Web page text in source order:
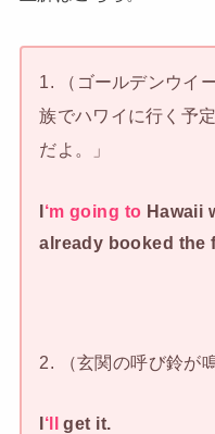
1. （ゴールデンウイ
族でハワイに行く予
だよ。」
I‘m going to Hawaii
already booked the
2. （玄関の呼び鈴が
I‘ll get it.